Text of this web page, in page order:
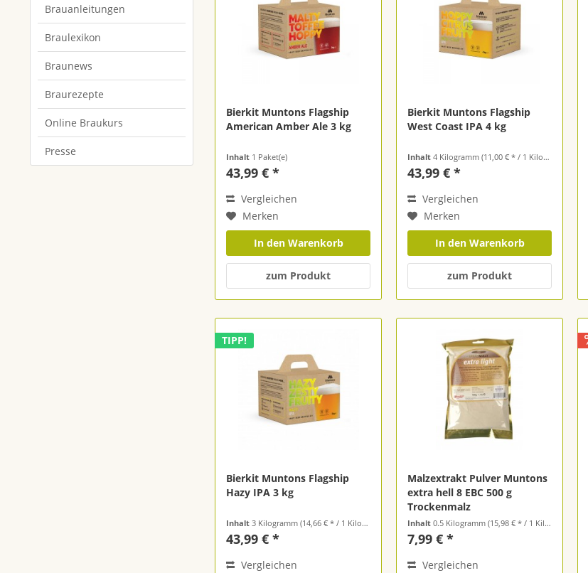
Brauanleitungen
Braulexikon
Braunews
Braurezepte
Online Braukurs
Presse
Bierkit Muntons Flagship
American Amber Ale 3 kg
Inhalt 1 Paket(e)
43,99 € *
Vergleichen
Merken
In den Warenkorb
zum Produkt
Bierkit Muntons Flagship
West Coast IPA 4 kg
Inhalt4 Kilogramm(11,00 € * / 1 Kilogramm)
43,99 € *
Vergleichen
Merken
In den Warenkorb
zum Produkt
TIPP!
Bierkit Muntons Flagship
Hazy IPA 3 kg
Inhalt3 Kilogramm(14,66 € * / 1 Kilogramm)
43,99 € *
Vergleichen
Malzextrakt Pulver Muntons
extra hell 8 EBC 500 g
Trockenmalz
Inhalt0.5 Kilogramm(15,98 € * / 1 Kilogramm)
7,99 € *
Vergleichen